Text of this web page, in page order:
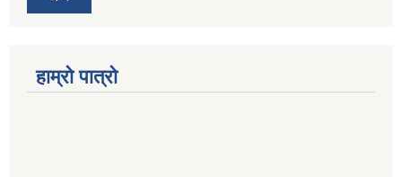
हाम्रो पात्रो